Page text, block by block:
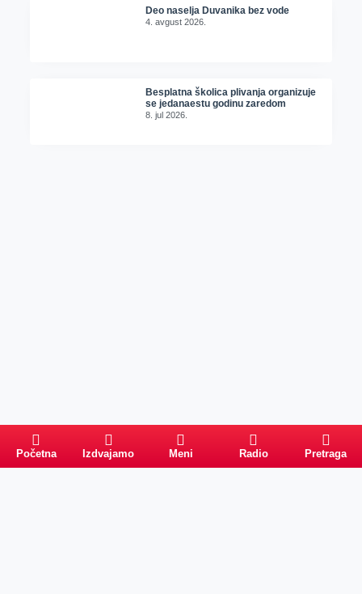
Deo naselja Duvanika bez vode
4. avgust 2026.
Besplatna školica plivanja organizuje
se jedanaestu godinu zaredom
8. jul 2026.
Početna Izdvajamo Meni Radio Pretraga